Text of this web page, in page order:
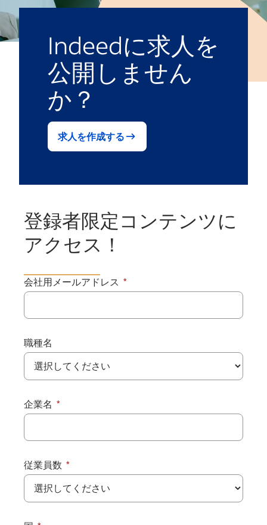
Indeedに求人を
公開しません
か？
求人を作成する
登録者限定コンテンツに
アクセス！
会社用メールアドレス
職種名
企業名
従業員数